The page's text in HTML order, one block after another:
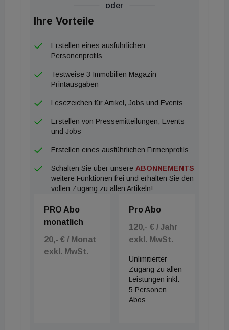
oder
Ihre Vorteile
Erstellen eines ausführlichen
Personenprofils
Testweise 3 Immobilien Magazin
Printausgaben
Lesezeichen für Artikel, Jobs und Events
Erstellen von Pressemitteilungen, Events
und Jobs
Erstellen eines ausführlichen Firmenprofils
Schalten Sie über unsere ABONNEMENTS
weitere Funktionen frei und erhalten Sie den
vollen Zugang zu allen Artikeln!
PRO Abo
monatlich
20,- € / Monat
exkl. MwSt.
Pro Abo
120,- € / Jahr
exkl. MwSt.
Unlimitierter
Zugang zu allen
Leistungen inkl.
5 Personen
Abos